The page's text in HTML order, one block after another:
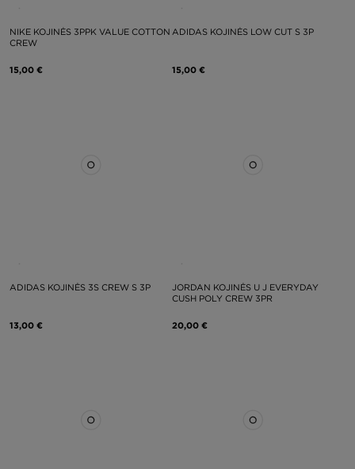
NIKE KOJINĖS 3PPK VALUE COTTON
CREW
15,00 €
ADIDAS KOJINĖS LOW CUT S 3P
15,00 €
ADIDAS KOJINĖS 3S CREW S 3P
13,00 €
JORDAN KOJINĖS U J EVERYDAY
CUSH POLY CREW 3PR
20,00 €